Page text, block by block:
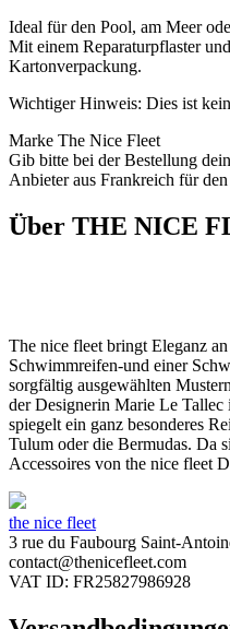
Ideal für den Pool, am Meer
Mit einem Reparaturpflaster
Kartonverpackung.
Wichtiger Hinweis: Dies ist
Marke The Nice Fleet
Gib bitte bei der Bestellung
Anbieter aus Frankreich für
Über THE NICE
The nice fleet bringt Eleganz
Schwimmreifen-und einer
sorgfältig ausgewählten
der Designerin Marie Le Tallec
spiegelt ein ganz besonderes
Tulum oder die Bermudas. Da
Accessoires von the nice fleet
the nice fleet
3 rue du Faubourg Saint-
contact@thenicefleet.com
VAT ID: FR25827986928